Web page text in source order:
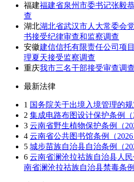
福建福建省泉州市委书记张毅
查
湖北湖北省武汉市人大常委会
书接受纪律审查和监察调查
安徽建信信托有限责任公司项
理夏天接受监察调查
重庆我市三名干部接受审查调查
最新法律
1 国务院关于出境入境管理的规
2 集成电路布图设计保护条例（
3 云南省野生植物保护条例（
4 云南省公共图书馆条例（2026
5 城步苗族自治县自治条例（
6 云南省澜沧拉祜族自治县人
南省澜沧拉祜族自治县禁毒条例